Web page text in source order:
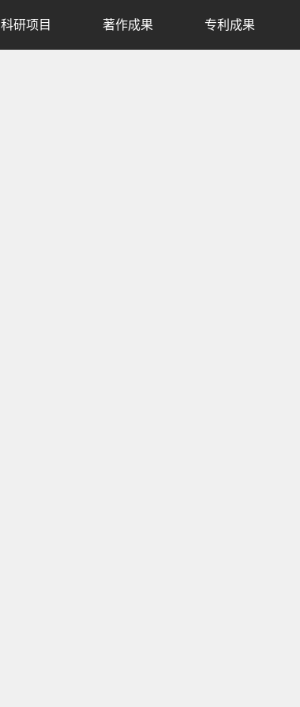
科研项目 著作成果 专利成果